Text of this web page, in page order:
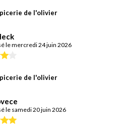
de l'olivier
le mercredi 24 juin 2026
de l'olivier
le samedi 20 juin 2026